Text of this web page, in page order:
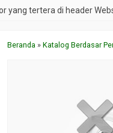
tertera di header Website
Beranda »Katalog Berdasar